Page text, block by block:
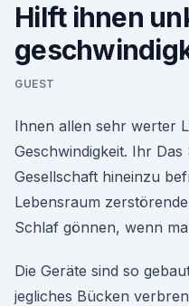
Hilft ihnen
GUEST
Ihnen allen sehr werter
Geschwindigkeit. Ihr
Gesellschaft hineinzu
Lebensraum
Schlaf gönnen, wenn
Die Geräte sind so
jegliches Bücken